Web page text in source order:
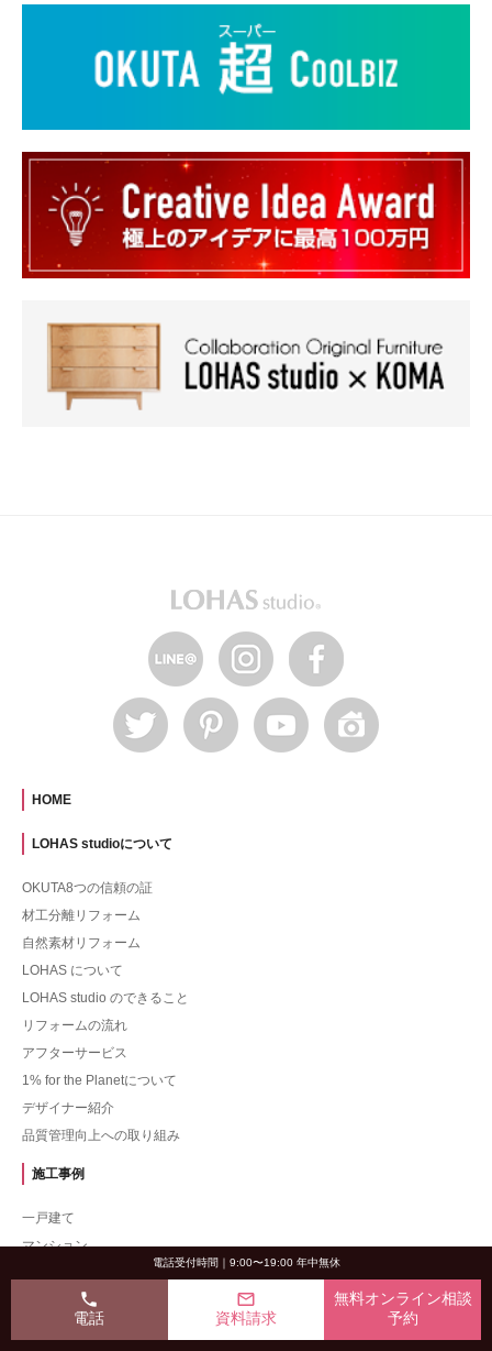
HOME
LOHAS studioについて
OKUTA8つの信頼の証
材工分離リフォーム
自然素材リフォーム
LOHAS について
LOHAS studio のできること
リフォームの流れ
アフターサービス
1% for the Planetについて
デザイナー紹介
品質管理向上への取り組み
施工事例
一戸建て
マンション
一戸建てツーバイフォー
コンテスト受賞事例
費用から探す
電話受付時間｜9:00〜19:00 年中無休
phone
電話
mail_outline
資料請求
無料オンライン相談
予約